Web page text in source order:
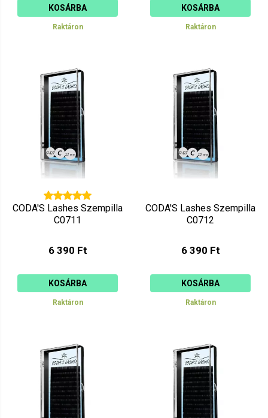
KOSÁRBA
Raktáron
KOSÁRBA
Raktáron
CODA'S Lashes Szempilla
C0711
6 390 Ft
KOSÁRBA
Raktáron
CODA'S Lashes Szempilla
C0712
6 390 Ft
KOSÁRBA
Raktáron